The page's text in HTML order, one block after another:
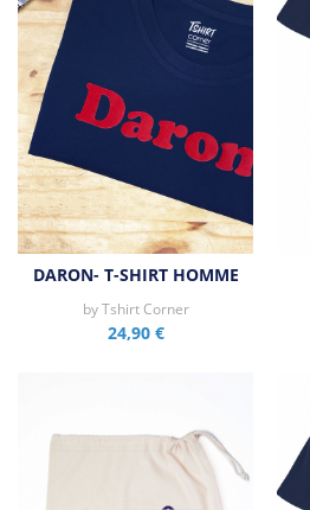
DARON- T-SHIRT HOMME
byTshirt Corner
24,90 €